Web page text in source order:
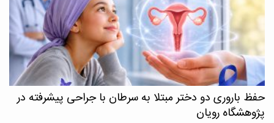
حفظ باروری دو دختر مبتلا به سرطان با جراحی پیشرفته در
پژوهشگاه رویان